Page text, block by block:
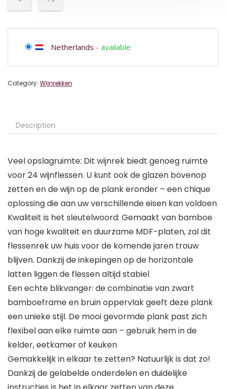
Netherlands - available
Category: Wijnrekken
Description
Veel opslagruimte: Dit wijnrek biedt genoeg ruimte
voor 24 wijnflessen. U kunt ook de glazen bovenop
zetten en de wijn op de plank eronder – een chique
oplossing die aan uw verschillende eisen kan voldoen
Kwaliteit is het sleutelwoord: Gemaakt van bamboe
van hoge kwaliteit en duurzame MDF-platen, zal dit
flessenrek uw huis voor de komende jaren trouw
blijven. Dankzij de inkepingen op de horizontale
latten liggen de flessen altijd stabiel
Een echte blikvanger: de combinatie van zwart
bamboeframe en bruin oppervlak geeft deze plank
een unieke stijl. De mooi gevormde plank past zich
flexibel aan elke ruimte aan – gebruik hem in de
kelder, eetkamer of keuken
Gemakkelijk in elkaar te zetten? Natuurlijk is dat zo!
Dankzij de gelabelde onderdelen en duidelijke